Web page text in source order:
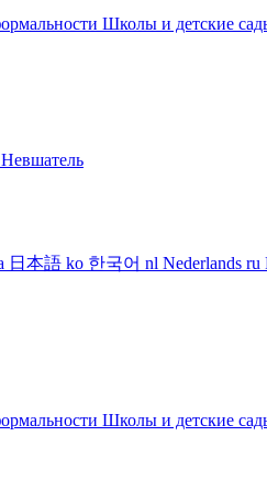
Школы и детские
Невшатель
日本語 ko 한국어 nl Nederlands ru
Школы и детские